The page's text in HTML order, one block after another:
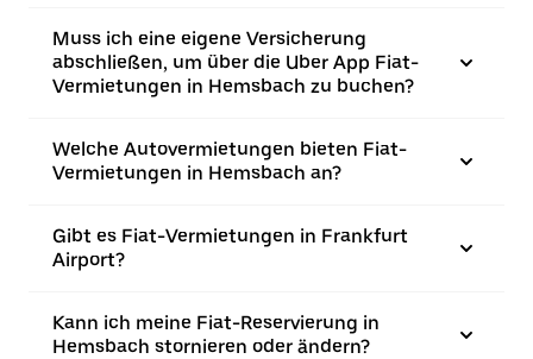
Muss ich eine eigene Versicherung
abschließen, um über die Uber App Fiat-
Vermietungen in Hemsbach zu buchen?
Welche Autovermietungen bieten Fiat-
Vermietungen in Hemsbach an?
Gibt es Fiat-Vermietungen in Frankfurt
Airport?
Kann ich meine Fiat-Reservierung in
Hemsbach stornieren oder ändern?